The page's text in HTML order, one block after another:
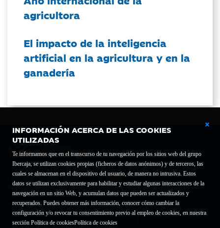
INFORMACIÓN ACERCA DE LAS COOKIES
UTILIZADAS
Te informamos que en el transcurso de tu navegación por los sitios web del grupo
Ibercaja, se utilizan cookies propias (ficheros de datos anónimos) y de terceros, las
cuales se almacenan en el dispositivo del usuario, de manera no intrusiva. Estos
datos se utilizan exclusivamente para habilitar y estudiar algunas interacciones de la
navegación en un sitio Web, y acumulan datos que pueden ser actualizados y
recuperados. Puedes obtener más información, conocer cómo cambiar la
configuración y/o revocar tu consentimiento previo al empleo de cookies, en nuestra
sección Política de cookiesPolítica de cookies
agricultora
El impacto de la inteligencia
artificial en la agricultura y en la
ganadería
Fundación Bancaria Ibercaja C.I.F. G-50000652.
Inscrita en el Registro de Fundaciones del Mº de Educación, Cultura y Deporte con el nº
1689.
Domicilio social: Joaquín Costa, 13. 50001 Zaragoza.
Contacto
Declaración de accesibilidad